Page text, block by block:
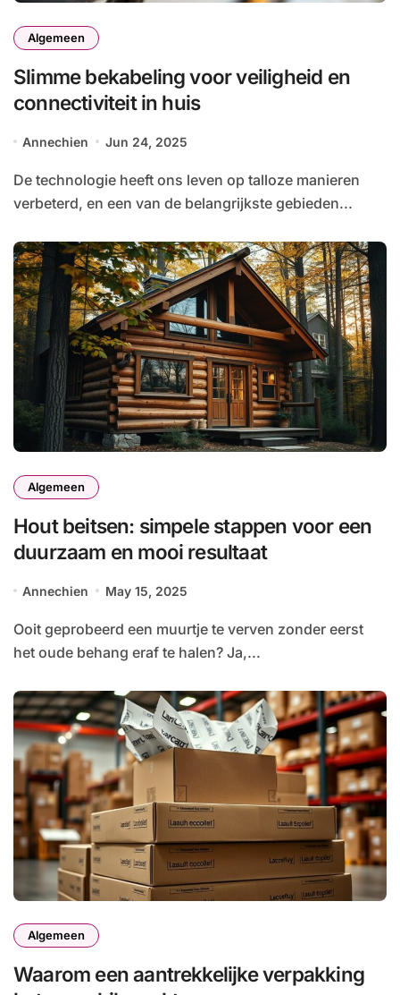
Algemeen
Slimme bekabeling voor veiligheid en
connectiviteit in huis
Annechien Jun 24, 2025
De technologie heeft ons leven op talloze manieren
verbeterd, en een van de belangrijkste gebieden...
Algemeen
Hout beitsen: simpele stappen voor een
duurzaam en mooi resultaat
Annechien May 15, 2025
Ooit geprobeerd een muurtje te verven zonder eerst
het oude behang eraf te halen? Ja,...
Algemeen
Waarom een aantrekkelijke verpakking